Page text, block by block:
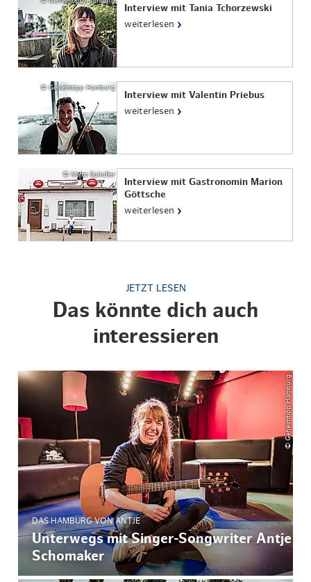
Interview mit Tania Tchorzewski
weiterlesen ›
© Geheimtipp Hamburg
Interview mit Valentin Priebus
weiterlesen ›
© Malte Spindler
Interview mit Gastronomin Marion
Göttsche
weiterlesen ›
JETZT LESEN
Das könnte dich auch
interessieren
© Geheimtipp Hamburg
DAS HAMBURG VON ANTJE
Unterwegs mit Singer-Songwriter Antje
Schomaker